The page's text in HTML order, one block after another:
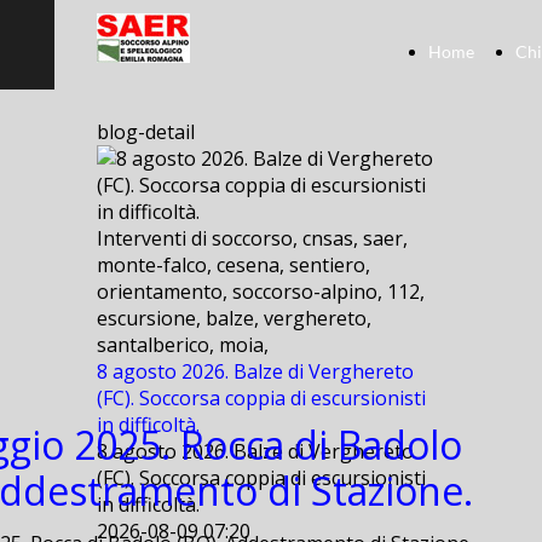
Home
blog-detail
Interventi di soccorso, cnsas, saer,
monte-falco, cesena, sentiero,
orientamento, soccorso-alpino, 112,
escursione, balze, verghereto,
santalberico, moia,
8 agosto 2026. Balze di Verghereto
(FC). Soccorsa coppia di escursionisti
in difficoltà.
8 agosto 2026. Balze di Verghereto
(FC). Soccorsa coppia di escursionisti
in difficoltà.
2026-08-09 07:20
2025. Rocca di Badolo
di Stazione.